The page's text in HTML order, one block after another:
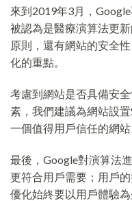
來到2019年3月，
被認為是醫療演算法更
原則，還有網站的安全
化的重點。
考慮到網站是否具備安
素，我們建議為網站設
一個值得用戶信任的網站
最後，Google對演算法
更符合用戶需要；用戶
優化始終要以用戶體驗